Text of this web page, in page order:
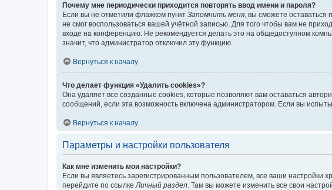
Почему мне периодически приходится повторять ввод имени и пароля?
Если вы не отметили флажком пункт Запомнить меня , вы сможете
не смог воспользоваться вашей учётной записью. Для того чтобы вам не
входе на конференцию. Не рекомендуется делать это на общедоступном
значит, что администратор отключил эту функцию.
Вернуться к началу
Что делает функция «Удалить cookies»?
Она удаляет все созданные cookies, которые позволяют вам оставаться
сообщений, если эта возможность включена администратором. Если вы
Вернуться к началу
Параметры и настройки пользователя
Как мне изменить мои настройки?
Если вы являетесь зарегистрированным пользователем, все ваши
перейдите по ссылке Личный раздел . Там вы можете изменить все свои